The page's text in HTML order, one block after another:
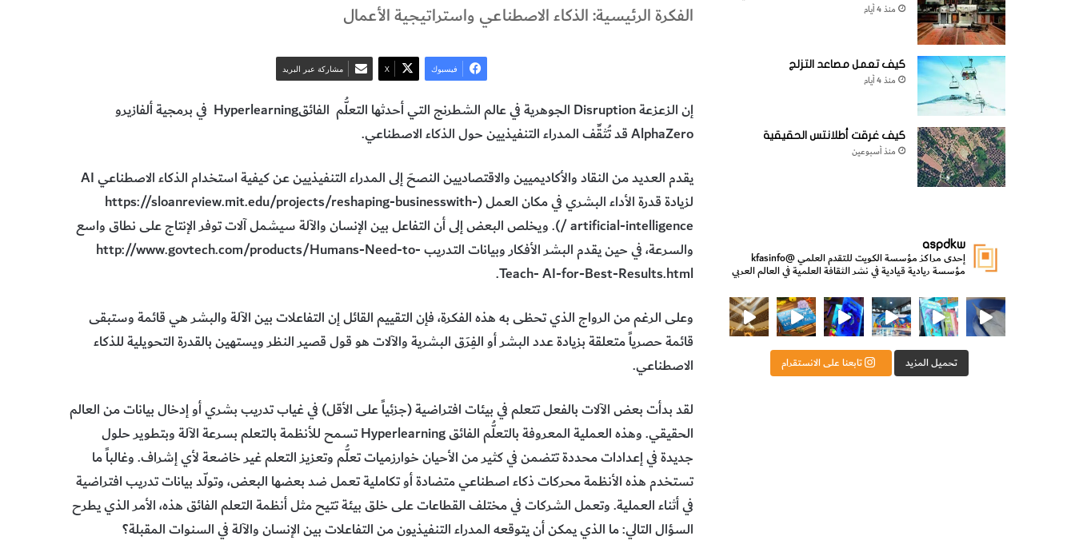
الفكرة الرئيسية: الذكاء الاصطناعي واستراتيجية الأعمال
فيسبوك ‫X مشاركة عبر البريد
إن الزعزعة Disruption الجوهرية في عالم الشطرنج التي أحدثها التعلُّم الفائقHyperlearning
في برمجية ألفازيرو
AlphaZero قد تُثقِّف المدراء التنفيذيين حول الذكاء الاصطناعي.
يقدم العديد من النقاد والأكاديميين والاقتصاديين النصحَ إلى المدراء التنفيذيين عن كيفية استخدام الذكاء الاصطناعي AI
لزيادة قدرة الأداء البشري في مكان العمل (https://sloanreview.mit.edu/projects/reshaping-businesswith-
artificial-intelligence /). ويخلص البعض إلى أن التفاعل بين الإنسان والآلة سيشمل آلات توفر الإنتاج على نطاق واسع
والسرعة، في حين يقدم البشر الأفكار وبيانات التدريب http://www.govtech.com/products/Humans-Need-to-
Teach- AI-for-Best-Results.html.
وعلى الرغم من الرواج الذي تحظى به هذه الفكرة، فإن التقييم القائل إن التفاعلات بين الآلة والبشر هي قائمة وستبقى
قائمة حصرياً متعلقة بزيادة عدد البشر أو الفِرَق البشرية والآلات هو قول قصير النظر ويستهين بالقدرة التحويلية للذكاء
الاصطناعي.
لقد بدأت بعض الآلات بالفعل تتعلم في بيئات افتراضية (جزئياً على الأقل) في غياب تدريب بشري أو إدخال بيانات من العالم
الحقيقي. وهذه العملية المعروفة بالتعلُّم الفائق Hyperlearning تسمح للأنظمة بالتعلم بسرعة الآلة وبتطوير حلول
جديدة في إعدادات محددة تتضمن في كثير من الأحيان خوارزميات تعلُّم وتعزيز التعلم غير خاضعة لأي إشراف. وغالباً ما
تستخدم هذه الأنظمة محركات ذكاء اصطناعي متضادة أو تكاملية تعمل ضد بعضها البعض، وتولّد بيانات تدريب افتراضية
في أثناء العملية. وتعمل الشركات في مختلف القطاعات على خلق بيئة تتيح مثل أنظمة التعلم الفائق هذه، الأمر الذي يطرح
السؤال التالي: ما الذي يمكن أن يتوقعه المدراء التنفيذيون من التفاعلات بين الإنسان والآلة في السنوات المقبلة؟
منذ 4 أيام
كيف تعمل مصاعد التزلج
منذ 4 أيام
كيف غرقت أطلانتس الحقيقية
منذ أسبوعين
aspdkw
إحدى مراكز مؤسسة الكويت للتقدم العلمي@kfasinfo
مؤسسة ريادية قيادية في نشر الثقافة العلمية في العالم العربي
ووزير الدولة لشؤون الش
من الأعماق نكتشف ومن الكتب نتعلّم⁨ رجعنا! ما كنّا بعيد! مجهزين لكم كل جديد!⁩
تحميل المزيد تابعنا على الانستقرام